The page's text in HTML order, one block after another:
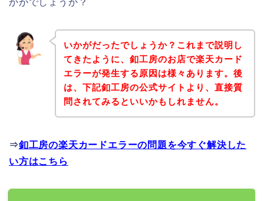
かがでしょうか？
いかがだったでしょうか？これまで説明し
てきたように、釦工房のお店で楽天カード
エラーが発生する原因は様々あります。後
は、下記釦工房の公式サイトより、直接質
問されてみるといいかもしれません。
⇒釦工房の楽天カードエラーの問題を今すぐ解決した
い方はこちら